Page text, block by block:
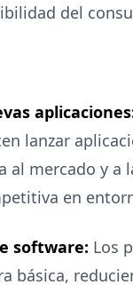
del
lanzar
al mercado y a
en
software: Los
básica,